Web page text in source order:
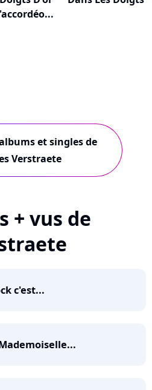
et singles de
Verstraete
+ vus de
c'est...